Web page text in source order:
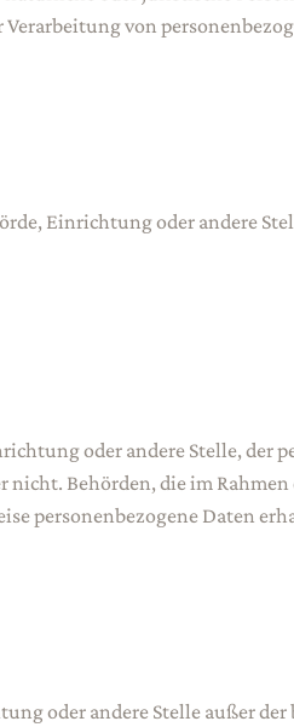
von
Einrichtung oder andere
oder andere Stelle, der
Behörden, die im
personenbezogene Daten
oder andere Stelle außer